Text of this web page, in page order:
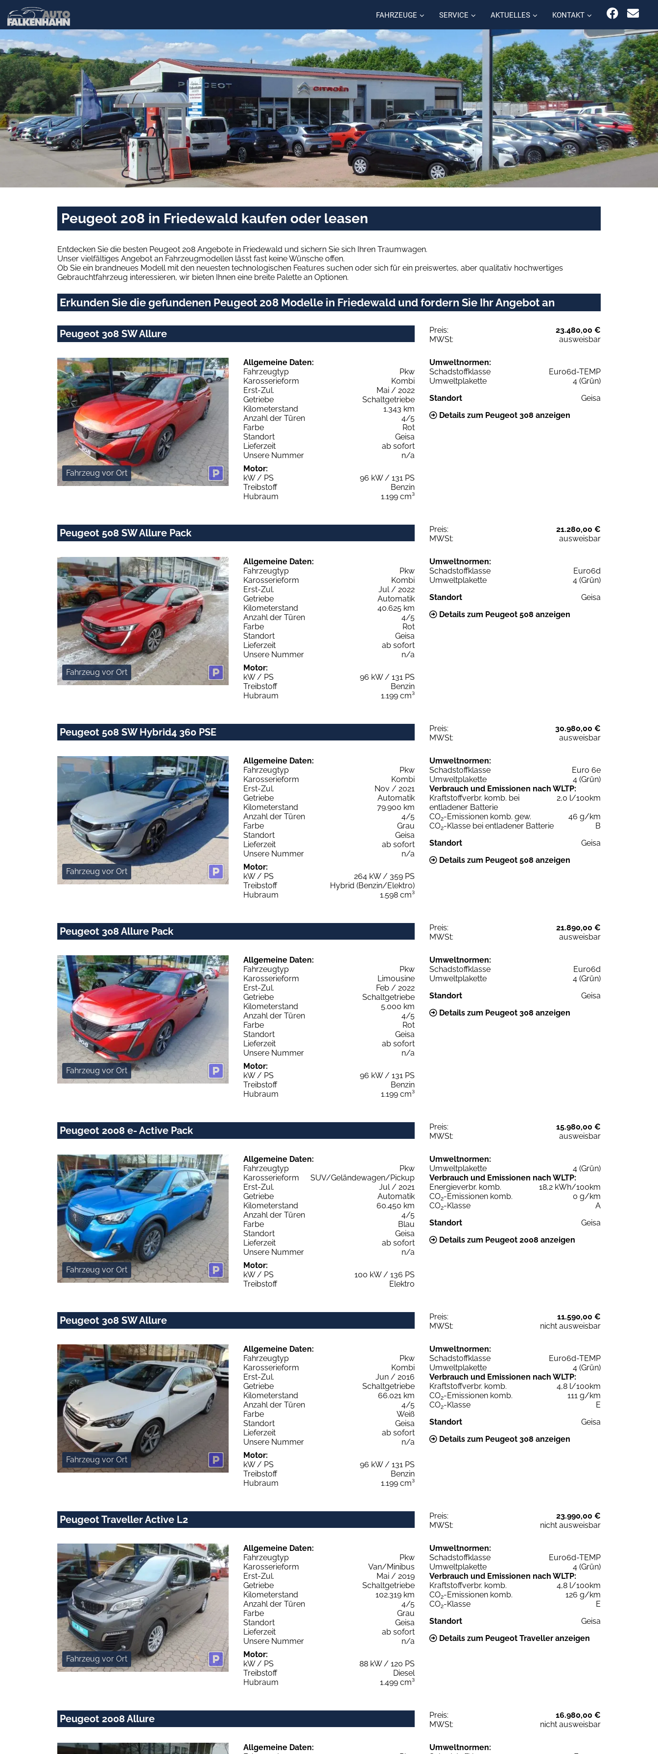
FAHRZEUGE SERVICE AKTUELLES KONTAKT
Peugeot 208 in Friedewald kaufen oder leasen
Entdecken Sie die besten Peugeot 208 Angebote in Friedewald und sichern Sie sich Ihren Traumwagen.
Unser vielfältiges Angebot an Fahrzeugmodellen lässt fast keine Wünsche offen.
Ob Sie ein brandneues Modell mit den neuesten technologischen Features suchen oder sich für ein preiswertes, aber qualitativ hochwertiges
Gebrauchtfahrzeug interessieren, wir bieten Ihnen eine breite Palette an Optionen.
Erkunden Sie die gefundenen Peugeot 208 Modelle in Friedewald und fordern Sie Ihr Angebot an
Peugeot 308 SW Allure Preis:
23.480,00 €
MWSt:
ausweisbar
Fahrzeug vor Ort
Allgemeine Daten:
Fahrzeugtyp
Pkw
Karosserieform
Kombi
Erst-Zul.
Mai / 2022
Getriebe
Schaltgetriebe
Kilometerstand
1.343 km
Anzahl der Türen
4/5
Farbe
Rot
Standort
Geisa
Lieferzeit
ab sofort
Unsere Nummer
n/a
Motor:
kW / PS
96 kW / 131 PS
Treibstoff
Benzin
Hubraum
1.199 cm³
Umweltnormen:
Schadstoffklasse
Euro6d-TEMP
Umweltplakette
4 (Grün)
Standort
Geisa
Details zum Peugeot 308 anzeigen
Peugeot 508 SW Allure Pack Preis:
21.280,00 €
MWSt:
ausweisbar
Fahrzeug vor Ort
Allgemeine Daten:
Fahrzeugtyp
Pkw
Karosserieform
Kombi
Erst-Zul.
Jul / 2022
Getriebe
Automatik
Kilometerstand
40.625 km
Anzahl der Türen
4/5
Farbe
Rot
Standort
Geisa
Lieferzeit
ab sofort
Unsere Nummer
n/a
Motor:
kW / PS
96 kW / 131 PS
Treibstoff
Benzin
Hubraum
1.199 cm³
Umweltnormen:
Schadstoffklasse
Euro6d
Umweltplakette
4 (Grün)
Standort
Geisa
Details zum Peugeot 508 anzeigen
Peugeot 508 SW Hybrid4 360 PSE Preis:
30.980,00 €
MWSt:
ausweisbar
Fahrzeug vor Ort
Allgemeine Daten:
Fahrzeugtyp
Pkw
Karosserieform
Kombi
Erst-Zul.
Nov / 2021
Getriebe
Automatik
Kilometerstand
79.900 km
Anzahl der Türen
4/5
Farbe
Grau
Standort
Geisa
Lieferzeit
ab sofort
Unsere Nummer
n/a
Motor:
kW / PS
264 kW / 359 PS
Treibstoff
Hybrid (Benzin/Elektro)
Hubraum
1.598 cm³
Umweltnormen:
Schadstoffklasse
Euro 6e
Umweltplakette
4 (Grün)
Verbrauch und Emissionen nach WLTP:
Kraftstoffverbr. komb. bei
entladener Batterie
2,0 l/100km
CO2-Emissionen komb. gew.
46 g/km
CO2-Klasse bei entladener Batterie
B
Standort
Geisa
Details zum Peugeot 508 anzeigen
Peugeot 308 Allure Pack Preis:
21.890,00 €
MWSt:
ausweisbar
Fahrzeug vor Ort
Allgemeine Daten:
Fahrzeugtyp
Pkw
Karosserieform
Limousine
Erst-Zul.
Feb / 2022
Getriebe
Schaltgetriebe
Kilometerstand
5.000 km
Anzahl der Türen
4/5
Farbe
Rot
Standort
Geisa
Lieferzeit
ab sofort
Unsere Nummer
n/a
Motor:
kW / PS
96 kW / 131 PS
Treibstoff
Benzin
Hubraum
1.199 cm³
Umweltnormen:
Schadstoffklasse
Euro6d
Umweltplakette
4 (Grün)
Standort
Geisa
Details zum Peugeot 308 anzeigen
Peugeot 2008 e- Active Pack Preis:
15.980,00 €
MWSt:
ausweisbar
Fahrzeug vor Ort
Allgemeine Daten:
Fahrzeugtyp
Pkw
Karosserieform
SUV/Geländewagen/Pickup
Erst-Zul.
Jul / 2021
Getriebe
Automatik
Kilometerstand
60.450 km
Anzahl der Türen
4/5
Farbe
Blau
Standort
Geisa
Lieferzeit
ab sofort
Unsere Nummer
n/a
Motor:
kW / PS
100 kW / 136 PS
Treibstoff
Elektro
Umweltnormen:
Umweltplakette
4 (Grün)
Verbrauch und Emissionen nach WLTP:
Energieverbr. komb.
18,2 kWh/100km
CO2-Emissionen komb.
0 g/km
CO2-Klasse
A
Standort
Geisa
Details zum Peugeot 2008 anzeigen
Peugeot 308 SW Allure Preis:
11.590,00 €
MWSt:
nicht ausweisbar
Fahrzeug vor Ort
Allgemeine Daten:
Fahrzeugtyp
Pkw
Karosserieform
Kombi
Erst-Zul.
Jun / 2016
Getriebe
Schaltgetriebe
Kilometerstand
66.021 km
Anzahl der Türen
4/5
Farbe
Weiß
Standort
Geisa
Lieferzeit
ab sofort
Unsere Nummer
n/a
Motor:
kW / PS
96 kW / 131 PS
Treibstoff
Benzin
Hubraum
1.199 cm³
Umweltnormen:
Schadstoffklasse
Euro6d-TEMP
Umweltplakette
4 (Grün)
Verbrauch und Emissionen nach WLTP:
Kraftstoffverbr. komb.
4,8 l/100km
CO2-Emissionen komb.
111 g/km
CO2-Klasse
E
Standort
Geisa
Details zum Peugeot 308 anzeigen
Peugeot Traveller Active L2 Preis:
23.990,00 €
MWSt:
nicht ausweisbar
Fahrzeug vor Ort
Allgemeine Daten:
Fahrzeugtyp
Pkw
Karosserieform
Van/Minibus
Erst-Zul.
Mai / 2019
Getriebe
Schaltgetriebe
Kilometerstand
102.319 km
Anzahl der Türen
4/5
Farbe
Grau
Standort
Geisa
Lieferzeit
ab sofort
Unsere Nummer
n/a
Motor:
kW / PS
88 kW / 120 PS
Treibstoff
Diesel
Hubraum
1.499 cm³
Umweltnormen:
Schadstoffklasse
Euro6d-TEMP
Umweltplakette
4 (Grün)
Verbrauch und Emissionen nach WLTP:
Kraftstoffverbr. komb.
4,8 l/100km
CO2-Emissionen komb.
126 g/km
CO2-Klasse
E
Standort
Geisa
Details zum Peugeot Traveller anzeigen
Peugeot 2008 Allure Preis:
16.980,00 €
MWSt:
nicht ausweisbar
Allgemeine Daten:
Umweltnormen: